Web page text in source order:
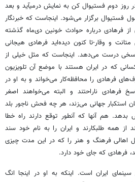
دوم فستیوال کن به نمایش درمیآید و بعد
فستیوال برگزار می‌شود. اینجاست که خبرنگار
فرهادی درباره حوادث خونین دی‌ماه گذشته
و وقار-تا کنون دیده‌اید فرهادی هیجانی
درست می‌دهد. اینجاست که مثل خیلی از
که در ایران هستند با موضع آن تلویزیون
فرهادی را محافظه‌کار می‌خواند و به او در
ناراحتند و البته می‌خواهند اصغر
استکبار جهانی می‌زند، هر چه فحش ناجور بلد
هم آنها که آنطور توقع دارند راه خطا
از همه طلبکارند و ایران را به نام خود سند
اهالی فرهنگ و هنر را که در این مدت چیزی
فرهادی که جای خود دارد.
ایران است. اینکه به او در اینجا انگ